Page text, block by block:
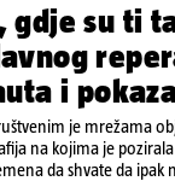
gdje su ti
i
je mrežama
na kojima je pozirala
da shvate da ipak